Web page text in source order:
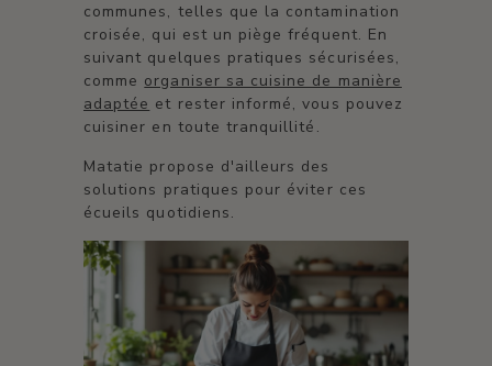
communes, telles que la contamination
croisée, qui est un piège fréquent. En
suivant quelques pratiques sécurisées,
comme organiser sa cuisine de manière
adaptée et rester informé, vous pouvez
cuisiner en toute tranquillité.
Matatie propose d'ailleurs des
solutions pratiques pour éviter ces
écueils quotidiens.